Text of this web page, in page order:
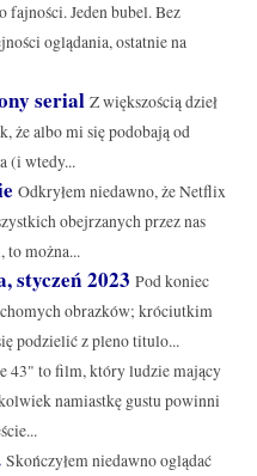
Jeden bubel. Bez
oglądania, ostatnie na
serial Z większością dzieł
że albo mi się podobają od
(i wtedy...
Odkryłem niedawno, że Netflix
obejrzanych przez nas
to można...
styczeń 2023 Pod koniec
obrazków; króciutkim
podzielić z pleno titulo...
43" to film, który ludzie mający
namiastkę gustu powinni
Skończyłem niedawno oglądać